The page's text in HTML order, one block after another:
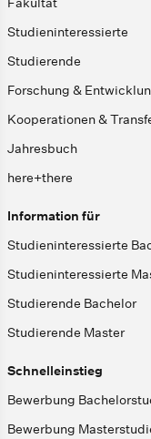
Studieninteressierte
Studierende
Forschung &
Kooperationen &
Jahresbuch
here+there
Information für
Studieninteressierte
Studieninteressierte
Studierende Bachelor
Studierende Master
Schnelleinstieg
Bewerbung
Bewerbung